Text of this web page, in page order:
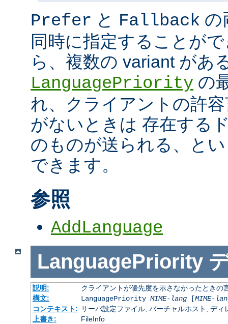
Prefer と Fallback の
同時に指定することが
ら、複数の variant があ
LanguagePriority の
れ、クライアントの許
がないときは 存在する
のものが送られる、と
できます。
参照
AddLanguage
LanguagePriority
説明:
クライアントが優先度を示さなかったときの
構文:
LanguagePriority MIME-lang[MIME-
コンテキスト: サーバ設定ファイル, バーチャルホスト, ディ
上書き:
FileInfo